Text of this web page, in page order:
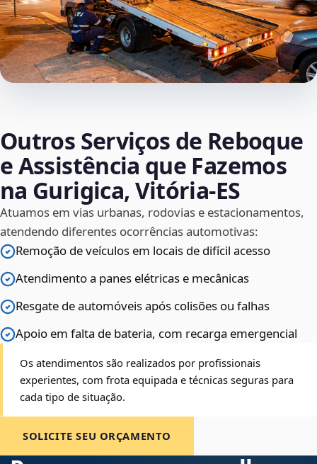
Outros Serviços de Reboque
e Assistência que Fazemos
na Gurigica, Vitória‑ES
Atuamos em vias urbanas, rodovias e estacionamentos,
atendendo diferentes ocorrências automotivas:
Remoção de veículos em locais de difícil acesso
Atendimento a panes elétricas e mecânicas
Resgate de automóveis após colisões ou falhas
Apoio em falta de bateria, com recarga emergencial
Os atendimentos são realizados por profissionais
experientes, com frota equipada e técnicas seguras para
cada tipo de situação.
SOLICITE SEU ORÇAMENTO